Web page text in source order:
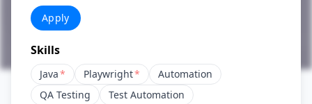
Apply
Skills
Java* Playwright*
Automation
QA Testing
Test Automation